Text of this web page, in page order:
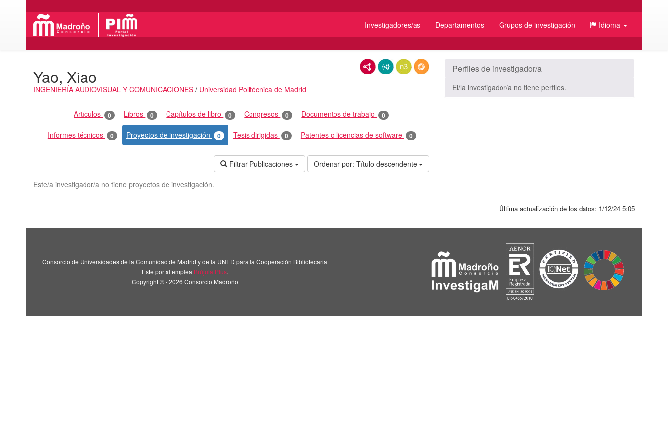
Investigadores/as Departamentos Grupos de investigación Idioma
RDF/XMLJSON-LDN3/TurtleRDF/JSON
Yao, Xiao
INGENIERÍA AUDIOVISUAL Y COMUNICACIONES / Universidad Politécnica de Madrid
Actividades
Artículos 0 Libros 0 Capítulos de libro 0 Congresos 0 Documentos de trabajo 0
Informes técnicos 0 Proyectos de investigación 0 Tesis dirigidas 0 Patentes o licencias de software 0
Filtrar Publicaciones Ordenar por: Título descendente
Este/a investigador/a no tiene proyectos de investigación.
Perfiles de investigador/a
El/la investigador/a no tiene perfiles.
Última actualización de los datos: 1/12/24 5:05
Consorcio de Universidades de la Comunidad de Madrid y de la UNED para la Cooperación Bibliotecaria
Este portal emplea Brújula Plus.
Copyright © - 2026 Consorcio Madroño